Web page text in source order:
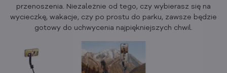
przenoszenia. Niezależnie od tego, czy wybierasz się na
wycieczkę, wakacje, czy po prostu do parku, zawsze będzie
gotowy do uchwycenia najpiękniejszych chwil.